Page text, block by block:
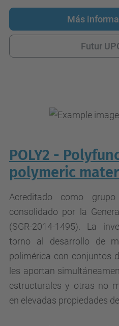
Más
Futur
POLY2 -
polymeric
Acreditado como
consolidado por la
(SGR-2014-1495). La
torno al desarrollo de
polimérica con conjuntos
les aportan
estructurales y otras no
en elevadas propiedades